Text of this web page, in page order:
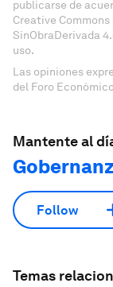
publicarse de
Creative
SinObraDerivada
uso.
Las opiniones
del Foro
Mantente al
Follow
Temas